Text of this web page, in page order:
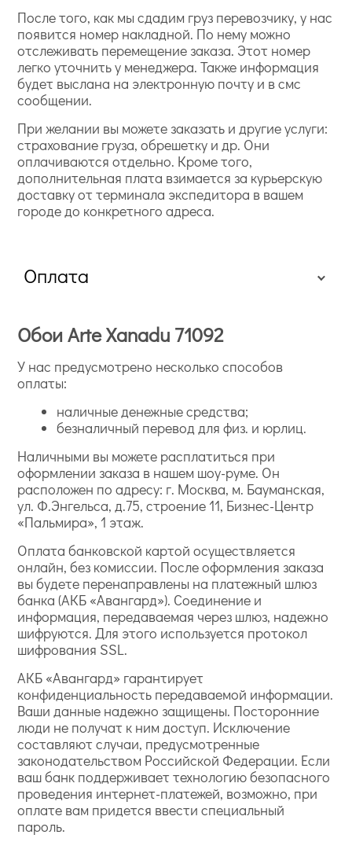
После того, как мы сдадим груз перевозчику, у нас
появится номер накладной. По нему можно
отслеживать перемещение заказа. Этот номер
легко уточнить у менеджера. Также информация
будет выслана на электронную почту и в смс
сообщении.
При желании вы можете заказать и другие услуги:
страхование груза, обрешетку и др. Они
оплачиваются отдельно. Кроме того,
дополнительная плата взимается за курьерскую
доставку от терминала экспедитора в вашем
городе до конкретного адреса.
Оплата
Обои Arte Xanadu 71092
У нас предусмотрено несколько способов
оплаты:
наличные денежные средства;
безналичный перевод для физ. и юрлиц.
Наличными вы можете расплатиться при
оформлении заказа в нашем шоу-руме. Он
расположен по адресу: г. Москва, м. Бауманская,
ул. Ф.Энгельса, д.75, строение 11, Бизнес-Центр
«Пальмира», 1 этаж.
Оплата банковской картой осуществляется
онлайн, без комиссии. После оформления заказа
вы будете перенаправлены на платежный шлюз
банка (АКБ «Авангард»). Соединение и
информация, передаваемая через шлюз, надежно
шифруются. Для этого используется протокол
шифрования SSL.
АКБ «Авангард» гарантирует
конфиденциальность передаваемой информации.
Ваши данные надежно защищены. Посторонние
люди не получат к ним доступ. Исключение
составляют случаи, предусмотренные
законодательством Российской Федерации. Если
ваш банк поддерживает технологию безопасного
проведения интернет-платежей, возможно, при
оплате вам придется ввести специальный
пароль.